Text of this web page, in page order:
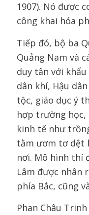
1907). Nó được
công khai hóa
Tiếp đó, bộ ba
Quảng Nam và
duy tân với khẩu
dân khí, Hậu
tộc, giáo dục ý
hợp trường học,
kinh tế như
tằm ươm tơ dệt
nơi. Mô hình thí
Lâm được nhân
phía Bắc, cũng
Phan Châu